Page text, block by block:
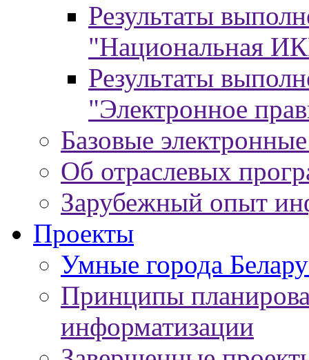
Результаты
"Национальная
Результаты
"Электронное
Базовые
Об отраслевых
Зарубежный опыт
Проекты
Умные города
Принципы
информатизации